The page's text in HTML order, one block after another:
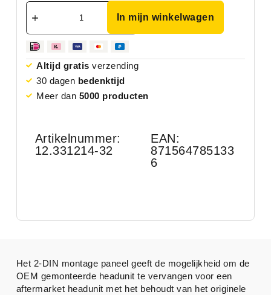
In mijn winkelwagen
Altijd gratis verzending
30 dagen bedenktijd
Meer dan 5000 producten
Artikelnummer:
12.331214-32
EAN:
871564785133
6
Het 2-DIN montage paneel geeft de mogelijkheid om de
OEM gemonteerde headunit te vervangen voor een
aftermarket headunit met het behoudt van het originele